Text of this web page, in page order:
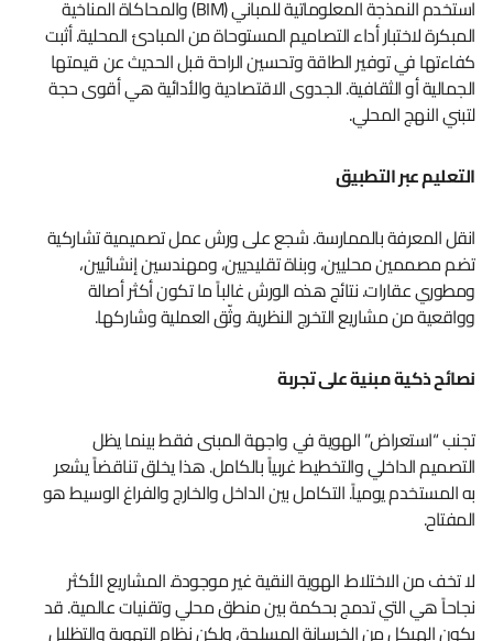
استخدم النمذجة المعلوماتية للمباني (BIM) والمحاكاة المناخية
المبكرة لاختبار أداء التصاميم المستوحاة من المبادئ المحلية. أثبت
كفاءتها في توفير الطاقة وتحسين الراحة قبل الحديث عن قيمتها
الجمالية أو الثقافية. الجدوى الاقتصادية والأدائية هي أقوى حجة
لتبني النهج المحلي.
التعليم عبر التطبيق
انقل المعرفة بالممارسة. شجع على ورش عمل تصميمية تشاركية
تضم مصممين محليين، وبناة تقليديين، ومهندسين إنشائيين،
ومطوري عقارات. نتائج هذه الورش غالباً ما تكون أكثر أصالة
وواقعية من مشاريع التخرج النظرية. وثّق العملية وشاركها.
نصائح ذكية مبنية على تجربة
تجنب “استعراض” الهوية في واجهة المبنى فقط بينما يظل
التصميم الداخلي والتخطيط غربياً بالكامل. هذا يخلق تناقضاً يشعر
به المستخدم يومياً. التكامل بين الداخل والخارج والفراغ الوسيط هو
المفتاح.
لا تخف من الاختلاط. الهوية النقية غير موجودة. المشاريع الأكثر
نجاحاً هي التي تدمج بحكمة بين منطق محلي وتقنيات عالمية. قد
يكون الهيكل من الخرسانة المسلحة، ولكن نظام التهوية والتظليل